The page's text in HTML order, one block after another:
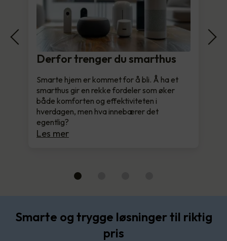
Derfor trenger du smarthus
Smarte hjem er kommet for å bli. Å ha et
smarthus gir en rekke fordeler som øker
både komforten og effektiviteten i
hverdagen, men hva innebærer det
egentlig?
Les mer
Smarte og trygge løsninger til riktig
pris